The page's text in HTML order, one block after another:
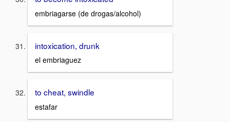
embriagarse (de drogas/alcohol)
intoxication, drunk
el embriaguez
to cheat, swindle
estafar